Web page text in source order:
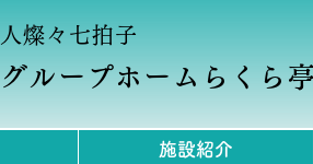
燦々七拍子
ループホームらくら亭
施設紹介